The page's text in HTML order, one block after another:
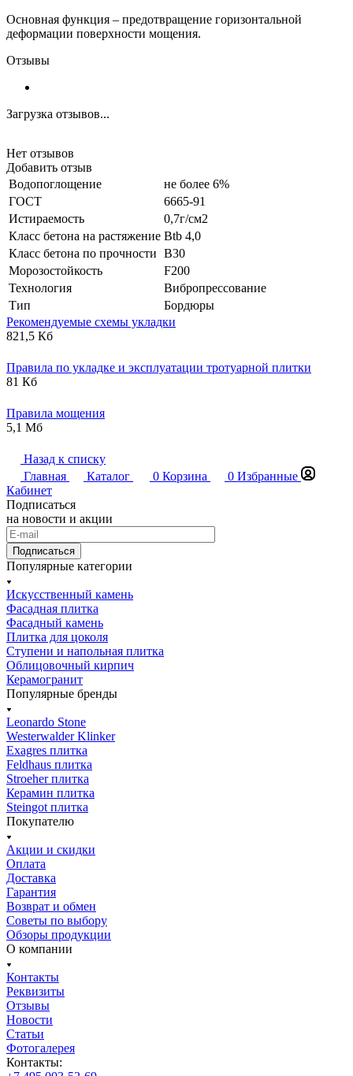
Основная функция – предотвращение горизонтальной
деформации поверхности мощения.
Отзывы
Загрузка отзывов...
Нет отзывов
Добавить отзыв
Водопоглощение
не более 6%
ГОСТ
6665-91
Истираемость
0,7г/см2
Класс бетона на растяжение Btb 4,0
Класс бетона по прочности B30
Морозостойкость
F200
Технология
Вибропрессование
Тип
Бордюры
Рекомендуемые схемы укладки
821,5 Кб
Правила по укладке и эксплуатации тротуарной плитки
81 Кб
Правила мощения
5,1 Мб
Назад к списку
Главная
Каталог 0 Корзина 0 Избранные
Кабинет
Подписаться
на новости и акции
Подписаться
Популярные категории
Искусственный камень
Фасадная плитка
Фасадный камень
Плитка для цоколя
Ступени и напольная плитка
Облицовочный кирпич
Керамогранит
Популярные бренды
Leonardo Stone
Westerwalder Klinker
Exagres плитка
Feldhaus плитка
Stroeher плитка
Керамин плитка
Steingot плитка
Покупателю
Акции и скидки
Оплата
Доставка
Гарантия
Возврат и обмен
Советы по выбору
Обзоры продукции
О компании
Контакты
Реквизиты
Отзывы
Новости
Статьи
Фотогалерея
Контакты: